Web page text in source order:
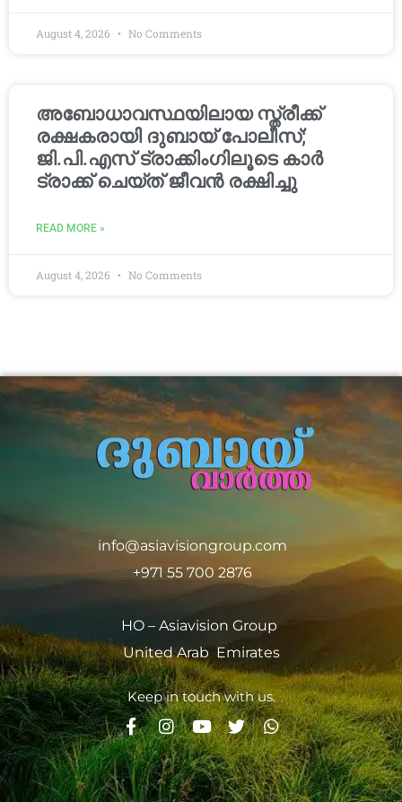
August 4, 2026 No Comments
അബോധാവസ്ഥയിലായ സ്ത്രീക്ക്
രക്ഷകരായി ദുബായ് പോലീസ്;
ജി.പി.എസ് ട്രാക്കിംഗിലൂടെ കാർ
ട്രാക്ക് ചെയ്ത് ജീവൻ രക്ഷിച്ചു
READ MORE »
August 4, 2026 No Comments
info@asiavisiongroup.com
+971 55 700 2876
HO – Asiavision Group
United Arab Emirates
Keep in touch with us.